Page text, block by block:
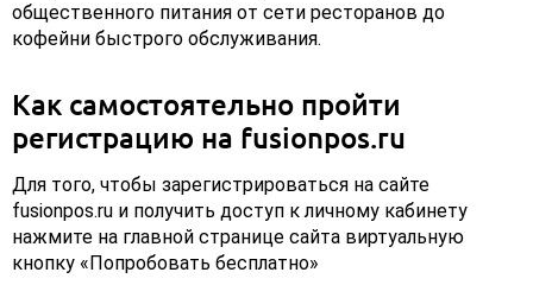
общественного питания от сети ресторанов до
кофейни быстрого обслуживания.
Как самостоятельно пройти
регистрацию на fusionpos.ru
Для того, чтобы зарегистрироваться на сайте
fusionpos.ru и получить доступ к личному кабинету
нажмите на главной странице сайта виртуальную
кнопку «Попробовать бесплатно»